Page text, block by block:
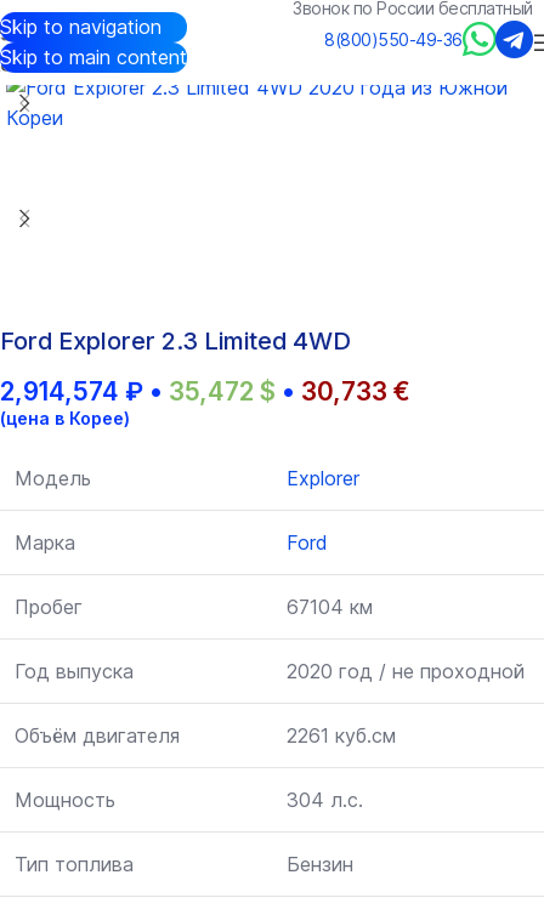
Skip to navigation
Skip to main content
Звонок по России бесплатный
8(800)550-49-36
Авто из Кореи/Каталог Explorer
Ford Explorer 2.3 Limited 4WD
2,914,574 ₽ • 35,472 $ • 30,733 €
(цена в Корее)
Модель Explorer
Марка Ford
Пробег 67104 км
Год выпуска 2020 год / не проходной
Объём двигателя 2261 куб.см
Мощность 304 л.с.
Тип топлива Бензин